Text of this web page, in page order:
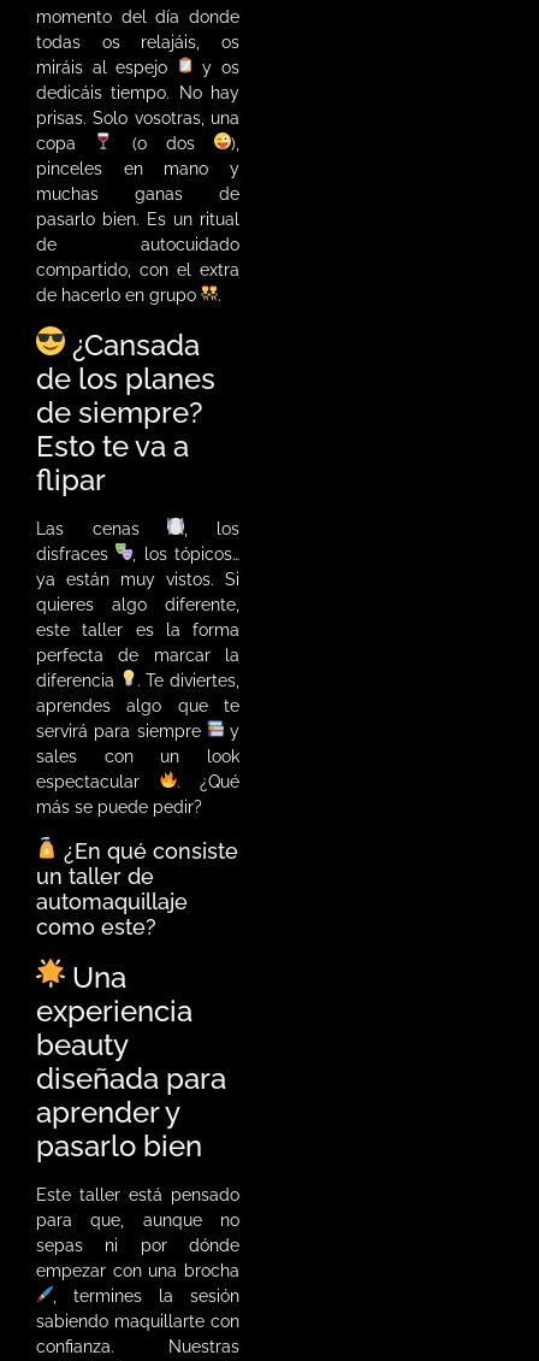
momento del día donde
todas os relajáis, os
miráis al espejo
y os
dedicáis tiempo. No hay
prisas. Solo vosotras, una
copa
(o dos
),
pinceles en mano y
muchas ganas de
pasarlo bien. Es un ritual
de autocuidado
compartido, con el extra
de hacerlo en grupo
.
¿Cansada
de los planes
de siempre?
Esto te va a
flipar
Las cenas
, los
disfraces
, los tópicos…
ya están muy vistos. Si
quieres algo diferente,
este taller es la forma
perfecta de marcar la
diferencia
. Te diviertes,
aprendes algo que te
servirá para siempre
y
sales con un look
espectacular
. ¿Qué
más se puede pedir?
¿En qué consiste
un taller de
automaquillaje
como este?
Una
experiencia
beauty
diseñada para
aprender y
pasarlo bien
Este taller está pensado
para que, aunque no
sepas ni por dónde
empezar con una brocha
, termines la sesión
sabiendo maquillarte con
confianza. Nuestras